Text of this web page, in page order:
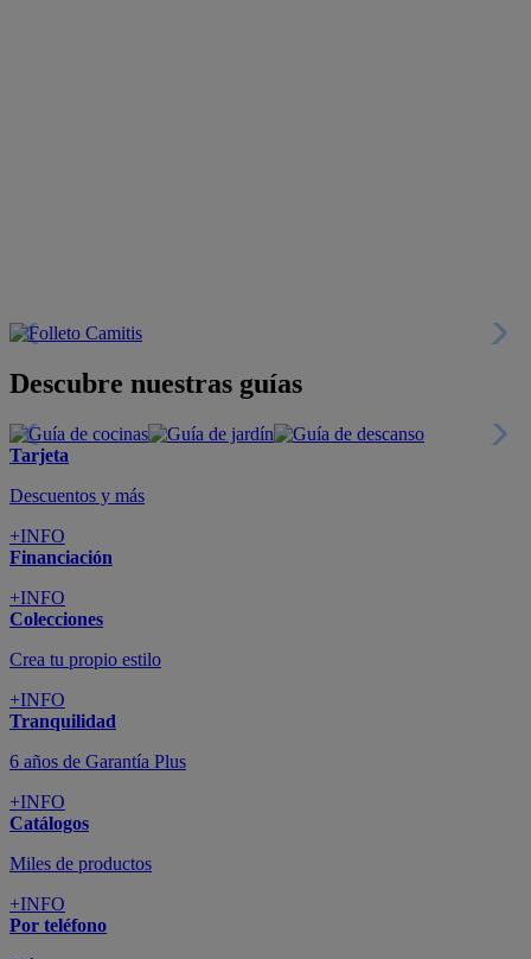
Descubre nuestras guías
Tarjeta
Descuentos y más
+INFO
Financiación
+INFO
Colecciones
Crea tu propio estilo
+INFO
Tranquilidad
6 años de Garantía Plus
+INFO
Catálogos
Miles de productos
+INFO
Por teléfono